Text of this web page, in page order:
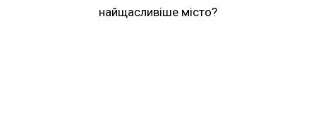
найщасливіше місто?